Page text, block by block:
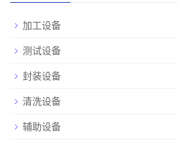
加工设备
测试设备
封装设备
清洗设备
辅助设备